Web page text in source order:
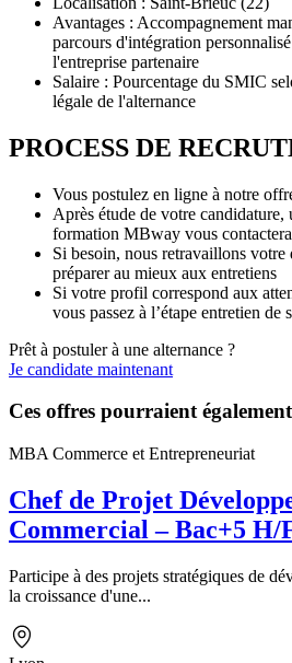
Avantages : Accompagnement
parcours d'intégration
l'entreprise partenaire
Salaire : Pourcentage du SMIC
légale de l'alternance
PROCESS DE
Vous postulez en ligne à notre
Après étude de votre candidature,
formation MBway vous contactera
Si besoin, nous retravaillons votre
préparer au mieux aux entretiens
Si votre profil correspond aux
vous passez à l’étape entretien de
Prêt à postuler à une alternance ?
Je candidate maintenant
Ces offres pourraient
MBA Commerce et Entrepreneuriat
Chef de Projet
Commercial – Bac+5 H/
Participe à des projets stratégiques de
la croissance d'une...